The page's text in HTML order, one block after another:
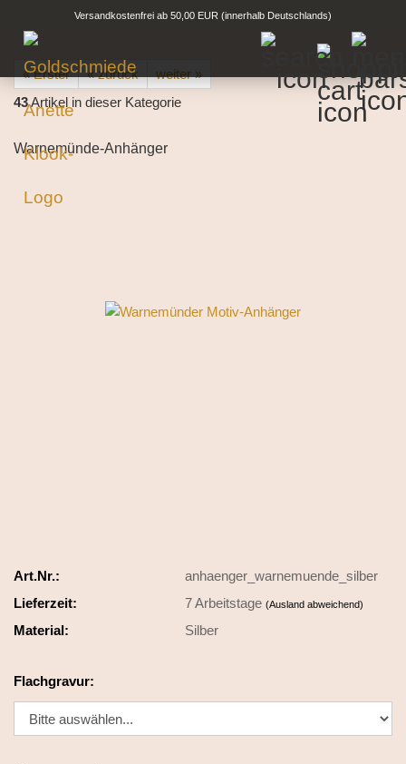
Versandkostenfrei ab 50,00 EUR (innerhalb Deutschlands)
« Erster « zurück
weiter »
43Artikel in dieser Kategorie
Warnemünde-Anhänger
Art.Nr.:
anhaenger_warnemuende_silber
Lieferzeit:
7 Arbeitstage(Ausland abweichend)
Material: Silber
Flachgravur: